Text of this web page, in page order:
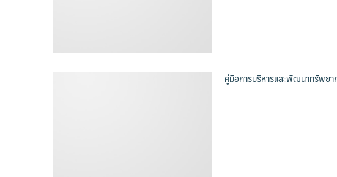
คู่มือการบริหารและพัฒนาทรัพย